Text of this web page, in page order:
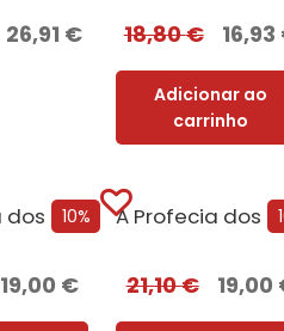
26,91 € 18,80€ 16,93
Adicionar ao
carrinho
10%
A Profecia dos Dois Lobos + Oferta A Filha do Irlandês
19,00 €
A
21,10€ 19,00